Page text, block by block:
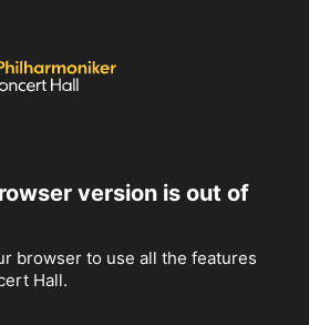
version is out of
browser to use all the features
Hall.